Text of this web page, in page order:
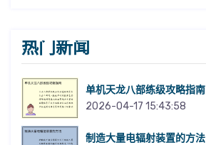
热门新闻
单机天龙八部练级攻略指南
2026-04-17 15:43:58
制造大量电辐射装置的方法